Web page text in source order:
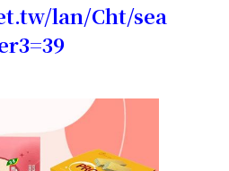
lan/Cht/sea